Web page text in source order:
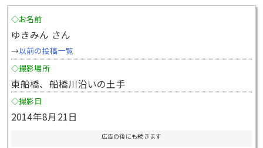
◇お名前
ゆきみん さん
→以前の投稿一覧
◇撮影場所
東船橋、船橋川沿いの土手
◇撮影日
2014年8月21日
広告の後にも続きます